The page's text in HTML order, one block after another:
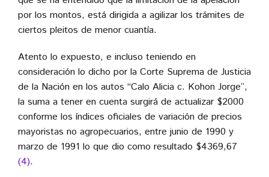
por los montos, está dirigida a agilizar los trámites de
ciertos pleitos de menor cuantía.
Atento lo expuesto, e incluso teniendo en
consideración lo dicho por la Corte Suprema de Justicia
de la Nación en los autos “Calo Alicia c. Kohon Jorge”,
la suma a tener en cuenta surgirá de actualizar $2000
conforme los índices oficiales de variación de precios
mayoristas no agropecuarios, entre junio de 1990 y
marzo de 1991 lo que dio como resultado $4369,67
(4).